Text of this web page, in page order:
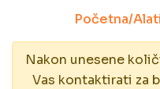
Početna/
Nakon unesene
Vas kontaktirati za